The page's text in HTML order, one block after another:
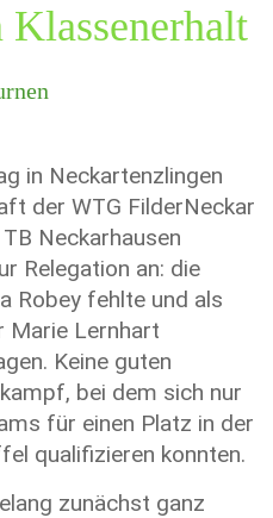
in Neckartenzlingen
der WTG FilderNeckar
Neckarhausen
Relegation an: die
Robey fehlte und als
Marie Lernhart
Keine guten
bei dem sich nur
für einen Platz in der
qualifizieren konnten.
zunächst ganz